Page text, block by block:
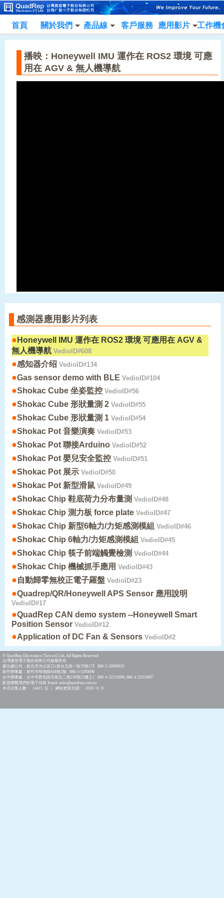
首頁 關於我們 產品線 客戶服務 應用影片 工作機
播映：Honeywell IMU 運作在 ROS2 環境 可應
用在 AGV & 無人機導航
感測器應用影片列表
● Honeywell IMU 運作在 ROS2 環境 可應用在 AGV &
無人機導航 VedioID#608
●感知器介绍 VedioID#134
●Gas sensor demo with BLE VedioID#104
●Shokac Cube 坐姿監控 VedioID#56
●Shokac Cube 形狀量測 2 VedioID#55
●Shokac Cube 形狀量測 1 VedioID#54
●Shokac Pot 音樂演奏 VedioID#53
●Shokac Pot 聯接Arduino VedioID#52
●Shokac Pot 嬰兒安全監控 VedioID#51
●Shokac Pot 展示 VedioID#50
●Shokac Pot 新型滑鼠 VedioID#49
●Shokac Chip 鞋底荷力分布量測 VedioID#48
●Shokac Chip 測力板 force plate VedioID#47
●Shokac Chip 新型6軸力/力矩感測模組 VedioID#46
●Shokac Chip 6軸力/力矩感測模組 VedioID#45
●Shokac Chip 筷子前端觸覺檢測 VedioID#44
●Shokac Chip 機械抓手應用 VedioID#43
●自動歸零無校正電子羅盤 VedioID#23
●Quadrep/QR/Honeywell APS Sensor 應用說明
VedioID#17
●QuadRep CAN demo system --Honeywell Smart
Position Sensor VedioID#12
●Application of DC Fan & Sensors VedioID#2
© QuadRep Electronics [Taiwan] Ltd, All Rights Reserved
台灣廣登電子股份有限公司版權所有
臺北總公司：新北市汐止區221新台五路一段79號17F 886-2-26989933
新竹辦事處：新竹市明湖路648巷2號 886-3-5290090
台中辦事處：台中市西屯區市政北二路238號22樓之1 886-4-22553696; 886-4-22553697
歡迎聯繫我們的電子信箱 Email: sales@quadrep.com.tw
本月訪客人數： 14415 位 | 網站更新日期： 2026 / 8 / 9